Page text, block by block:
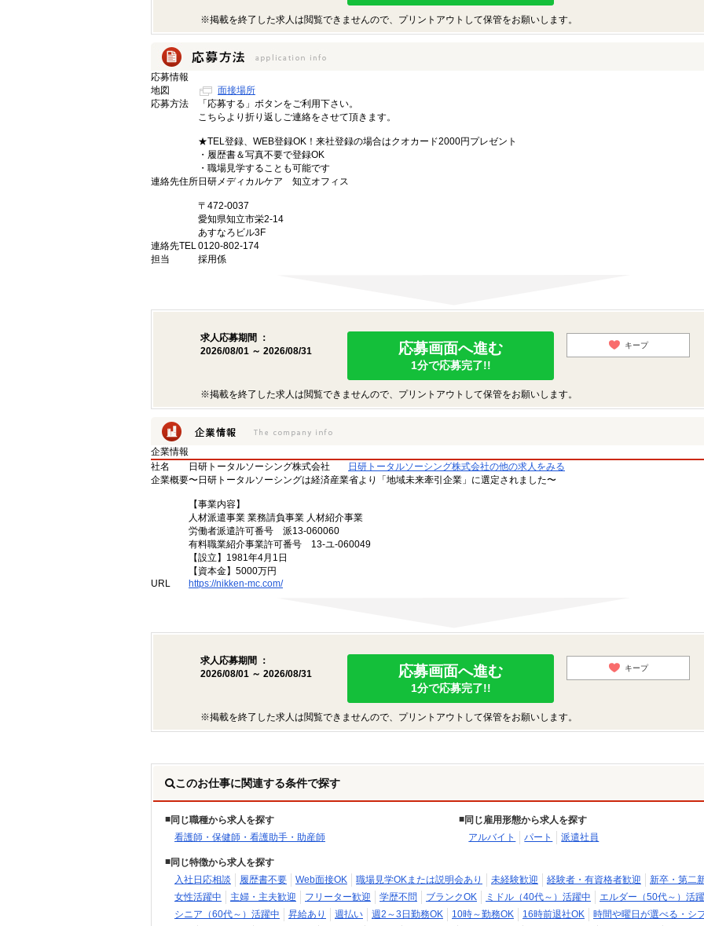
※掲載を終了した求人は閲覧できませんので、プリントアウトして保管をお願いします。
応募情報
地図
面接場所
応募方法
「応募する」ボタンをご利用下さい。
こちらより折り返しご連絡をさせて頂きます。
★TEL登録、WEB登録OK！来社登録の場合はクオカード2000円プレゼント
・履歴書＆写真不要で登録OK
・職場見学することも可能です
連絡先住所日研メディカルケア 知立オフィス
〒472-0037
愛知県知立市栄2-14
あすなろビル3F
連絡先TEL0120-802-174
担当
採用係
求人応募期間 ：
2026/08/01 ～ 2026/08/31
応募画面へ進む
1分で応募完了!!
キープ
※掲載を終了した求人は閲覧できませんので、プリントアウトして保管をお願いします。
企業情報
社名
日研トータルソーシング株式会社
日研トータルソーシング株式会社の他の求人をみる
企業概要〜日研トータルソーシングは経済産業省より「地域未来牽引企業」に選定されました〜
【事業内容】
人材派遣事業 業務請負事業 人材紹介事業
労働者派遣許可番号 派13-060060
有料職業紹介事業許可番号 13-ユ-060049
【設立】1981年4月1日
【資本金】5000万円
URL
https://nikken-mc.com/
求人応募期間 ：
2026/08/01 ～ 2026/08/31
応募画面へ進む
1分で応募完了!!
キープ
※掲載を終了した求人は閲覧できませんので、プリントアウトして保管をお願いします。
このお仕事に関連する条件で探す
同じ職種から求人を探す
看護師・保健師・看護助手・助産師
同じ雇用形態から求人を探す
アルバイト
パート 派遣社員
同じ特徴から求人を探す
入社日応相談
履歴書不要 Web面接OK 職場見学OKまたは説明会あり 未経験歓迎 経験者・有資格者歓迎
新卒・第二
女性活躍中
主婦・主夫歓迎 フリーター歓迎 学歴不問 ブランクOK ミドル（40代～）活躍中
エルダー（50代～）活
シニア（60代～）活躍中
昇給あり 週払い 週2～3日勤務OK 10時～勤務OK 16時前退社OK 時間や曜日が選べる・シ